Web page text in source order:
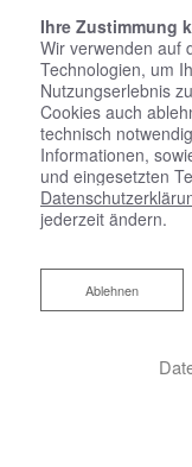
Ihre Zustimmung
Wir verwenden auf
Technologien, um
Nutzungserlebnis
Cookies auch
technisch
Informationen,
und eingesetzten
jederzeit ändern.
Ablehnen
Ablehnen